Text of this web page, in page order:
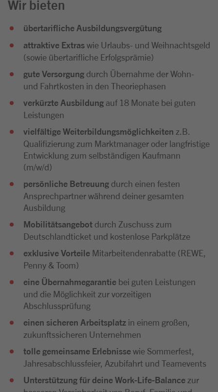
Wir bieten
übertarifliche Ausbildungsvergütung
attraktive Extraswie Urlaubs- und Weihnachtsgeld
(sowie übertarifliche Erfolgsprämie)
gute Versorgung durch Übernahme der Wohn-
und Fahrtkosten in den Theoriephasen
verkürzte Ausbildung auf 18 Monate bei guten
Leistungen
vielfältige Weiterbildungsmöglichkeiten z.B.
Qualifizierung zum Marktmanager oder langfristige
Entwicklung zum selbständigen Kaufmann
(m/w/d)
persönliche Betreuung durch einen festen
Ansprechpartner während deiner gesamten
Ausbildung
Mobilitätsangebot durch Zuschuss zum
Deutschlandticket und kostenlose Parkplätze
exklusive Vorteile Mitarbeitendenrabatte (REWE,
Penny & Toom)
eine Übernahmegarantie bei guten Leistungen
und die Möglichkeit zur vorzeitigen
Abschlussprüfung
einen sicheren Arbeitsplatz in einem großen,
zukunftssicheren Unternehmen
tolle gemeinsame Erlebnissewie Sommerfest,
Jahresabschlussfeier, Azubifahrt und Teamevents
Unterstützung für deine Work-Life-Balance zur